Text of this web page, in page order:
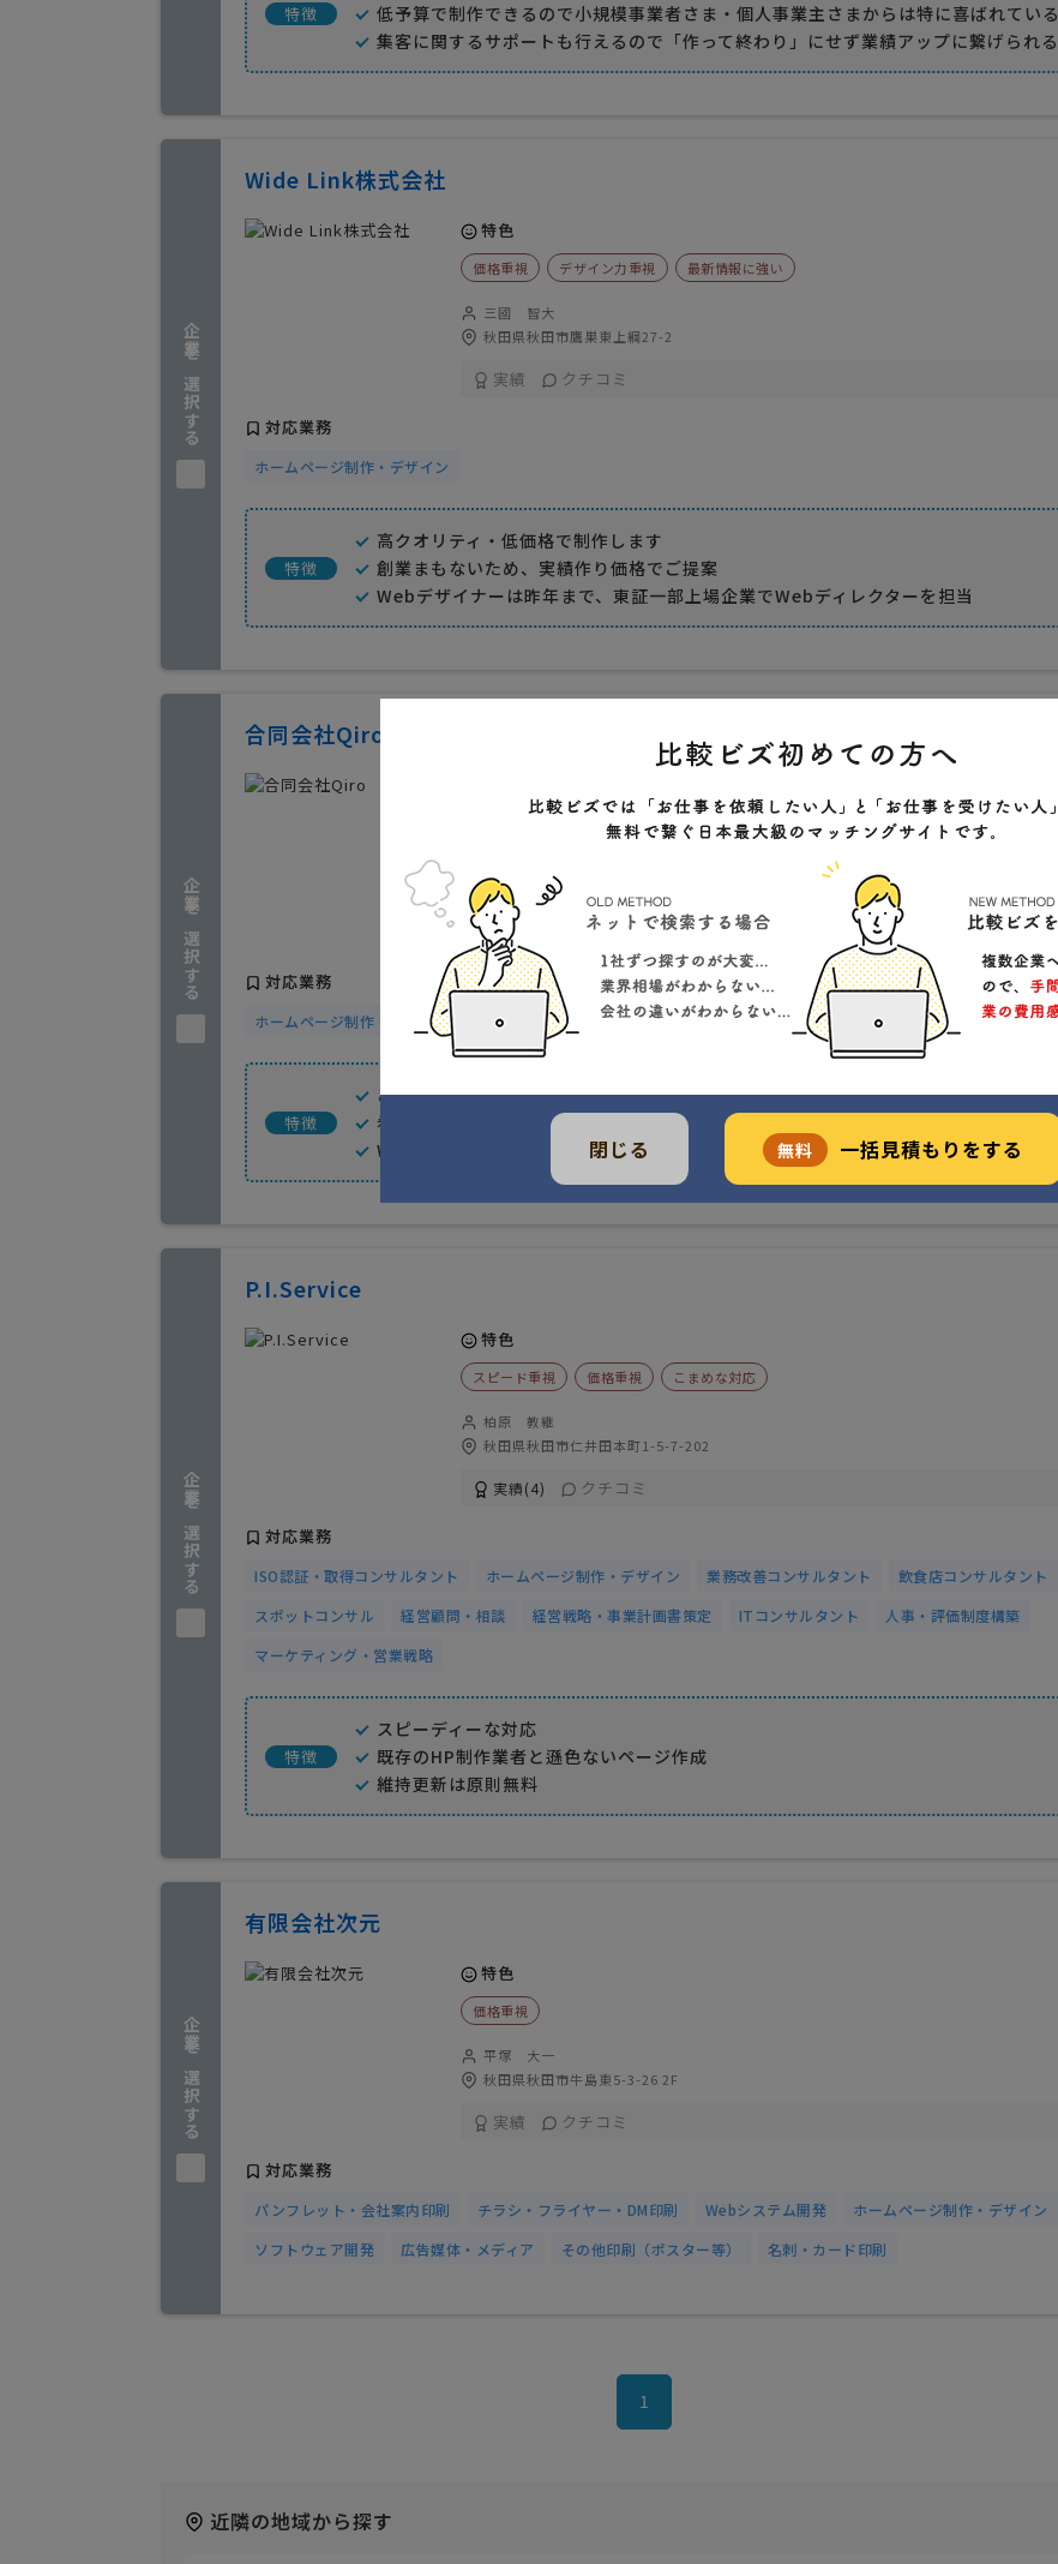
特徴
低予算で制作できるので小規模事業者さま・個人事業主さまからは特に喜ばれている
集客に関するサポートも行えるので「作って終わり」にせず業績アップに繋げられる
企業を選択する
Wide Link株式会社
特色
価格重視 デザイン力重視 最新情報に強い
三國 智大
秋田県秋田市鷹巣東上綱27-2
実績 クチコミ
対応業務
ホームページ制作・デザイン
特徴
高クオリティ・低価格で制作します
創業まもないため、実績作り価格でご提案
Webデザイナーは昨年まで、東証一部上場企業でWebディレクターを担当
企業を選択する
合同会社Qiro
デザイン力重視 遠方対応可
秋田県秋田市新屋船場町2-8
実績 クチコミ
対応業務
ホームページ制作・デザイン
特徴
ご相談・お見積りは無料
希望機能は設計で対応
Wordpressに強い
企業を選択する
P.I.Service
特色
スピード重視 価格重視 こまめな対応
柏原 教継
秋田県秋田市仁井田本町1-5-7-202
実績(4) クチコミ
対応業務
ISO認証・取得コンサルタント ホームページ制作・デザイン 業務改善コンサルタント
飲食店コンサルタント
スポットコンサル
経営顧問・相談 経営戦略・事業計画書策定 ITコンサルタント
人事・評価制度構築
マーケティング・営業戦略
特徴
スピーディーな対応
既存のHP制作業者と遜色ないページ作成
維持更新は原則無料
企業を選択する
有限会社次元
特色
価格重視
平塚 大一
秋田県秋田市牛島東5-3-26 2F
実績 クチコミ
対応業務
パンフレット・会社案内印刷 チラシ・フライヤー・DM印刷 Webシステム開発
ホームページ制作・デザイン
ソフトウェア開発
広告媒体・メディア その他印刷（ポスター等） 名刺・カード印刷
1
近隣の地域から探す
閉じる 無料 一括見積もりをする